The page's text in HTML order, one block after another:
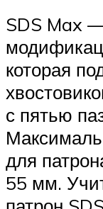
SDS Max
которая
с пятью
для
55 мм.